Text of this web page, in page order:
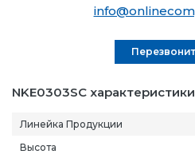
NKE0303SC
Линейка Продукции
Высота